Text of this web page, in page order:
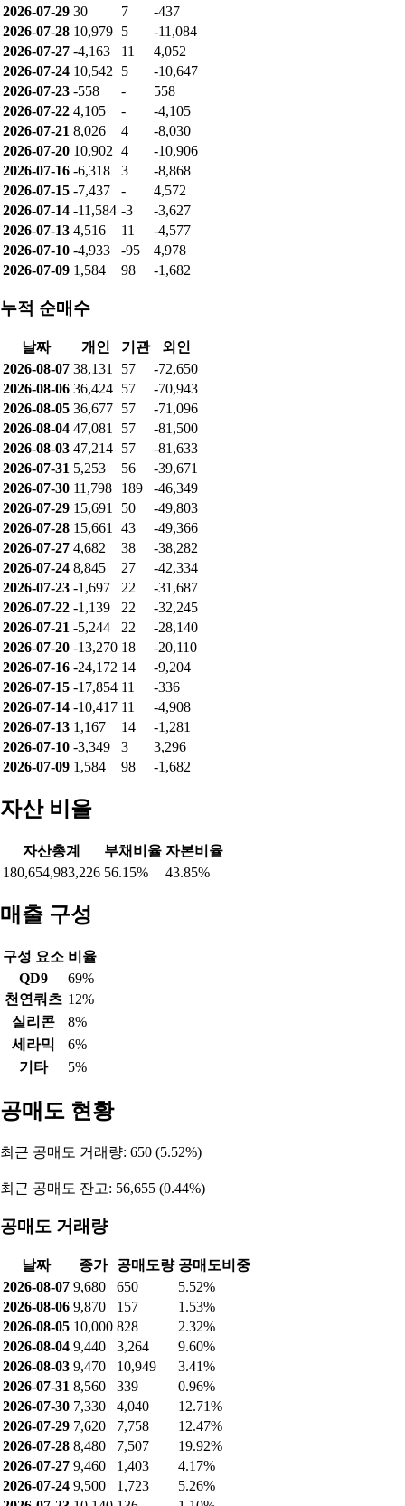
2026-07-29 30 7
-437
2026-07-28 10,979 5
-11,084
2026-07-27 -4,163 11
4,052
2026-07-24 10,542 5
-10,647
2026-07-23 -558 -
558
2026-07-22 4,105 -
-4,105
2026-07-21 8,026 4
-8,030
2026-07-20 10,902 4
-10,906
2026-07-16 -6,318 3
-8,868
2026-07-15 -7,437 -
4,572
2026-07-14 -11,584 -3
-3,627
2026-07-13 4,516 11
-4,577
2026-07-10 -4,933 -95
4,978
2026-07-09 1,584 98 -1,682
누적 순매수
날짜 개인 기관
외인
2026-08-07 38,131 57
-72,650
2026-08-06 36,424 57
-70,943
2026-08-05 36,677 57
-71,096
2026-08-04 47,081 57
-81,500
2026-08-03 47,214 57
-81,633
2026-07-31 5,253 56
-39,671
2026-07-30 11,798 189
-46,349
2026-07-29 15,691 50
-49,803
2026-07-28 15,661 43
-49,366
2026-07-27 4,682 38
-38,282
2026-07-24 8,845 27
-42,334
2026-07-23 -1,697 22
-31,687
2026-07-22 -1,139 22
-32,245
2026-07-21 -5,244 22
-28,140
2026-07-20 -13,270 18
-20,110
2026-07-16 -24,172 14
-9,204
2026-07-15 -17,854 11
-336
2026-07-14 -10,417 11
-4,908
2026-07-13 1,167 14
-1,281
2026-07-10 -3,349 3
3,296
2026-07-09 1,584 98 -1,682
자산 비율
자산총계 부채비율 자본비율
180,654,983,226 56.15% 43.85%
매출 구성
구성 요소 비율
QD9
69%
천연쿼츠 12%
실리콘
8%
세라믹
6%
기타
5%
공매도 현황
최근 공매도 거래량: 650 (5.52%)
최근 공매도 잔고: 56,655 (0.44%)
공매도 거래량
날짜 종가 공매도량 공매도비중
2026-08-07 9,680 650
5.52%
2026-08-06 9,870 157
1.53%
2026-08-05 10,000 828
2.32%
2026-08-04 9,440 3,264
9.60%
2026-08-03 9,470 10,949
3.41%
2026-07-31 8,560 339
0.96%
2026-07-30 7,330 4,040
12.71%
2026-07-29 7,620 7,758
12.47%
2026-07-28 8,480 7,507
19.92%
2026-07-27 9,460 1,403
4.17%
2026-07-24 9,500 1,723
5.26%